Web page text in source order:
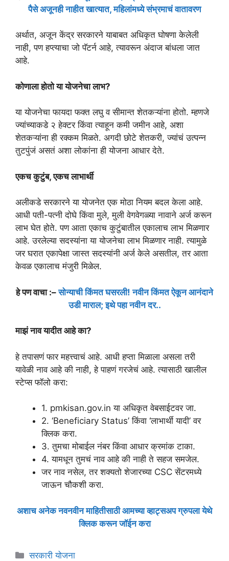
पैसे अजूनही नाहीत खात्यात, महिलांमध्ये संभ्रमाचं वातावरण
अर्थात, अजून केंद्र सरकारने याबाबत अधिकृत घोषणा केलेली
नाही, पण हप्त्याचा जो पॅटर्न आहे, त्यावरून अंदाज बांधला जात
आहे.
कोणाला होतो या योजनेचा लाभ?
या योजनेचा फायदा फक्त लघु व सीमान्त शेतकऱ्यांना होतो. म्हणजे
ज्यांच्याकडे २ हेक्टर किंवा त्याहून कमी जमीन आहे, अशा
शेतकऱ्यांना ही रक्कम मिळते. अगदी छोटे शेतकरी, ज्यांचं उत्पन्न
तुटपुंजं असतं अशा लोकांना ही योजना आधार देते.
एकच कुटुंब, एकच लाभार्थी
अलीकडे सरकारने या योजनेत एक मोठा नियम बदल केला आहे.
आधी पती-पत्नी दोघे किंवा मुले, मुली वेगवेगळ्या नावाने अर्ज करून
लाभ घेत होते. पण आता एकाच कुटुंबातील एकालाच लाभ मिळणार
आहे. उरलेल्या सदस्यांना या योजनेचा लाभ मिळणार नाही. त्यामुळे
जर घरात एकापेक्षा जास्त सदस्यांनी अर्ज केले असतील, तर आता
केवळ एकालाच मंजुरी मिळेल.
हे पण वाचा :–सोन्याची किंमत घसरली! नवीन किंमत ऐकून आनंदाने
उडी माराल; इथे पहा नवीन दर..
माझं नाव यादीत आहे का?
हे तपासणं फार महत्त्वाचं आहे. आधी हप्ता मिळाला असला तरी
यावेळी नाव आहे की नाही, हे पाहणं गरजेचं आहे. त्यासाठी खालील
स्टेप्स फॉलो करा:
1. pmkisan.gov.in या अधिकृत वेबसाईटवर जा.
2. ‘Beneficiary Status’ किंवा ‘लाभार्थी यादी’ वर
क्लिक करा.
3. तुमचा मोबाईल नंबर किंवा आधार क्रमांक टाका.
4. यामधून तुमचं नाव आहे की नाही ते सहज समजेल.
जर नाव नसेल, तर शक्यतो शेजारच्या CSC सेंटरमध्ये
जाऊन चौकशी करा.
अशाच अनेक नवनवीन माहितीसाठी आमच्या व्हाट्सअप ग्रुपला येथे
क्लिक करून जॉईन करा
Categories
सरकारी योजना